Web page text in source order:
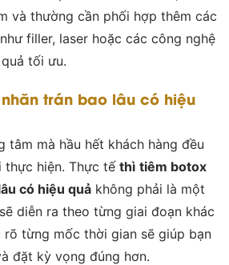
và thường cần phối hợp thêm các
filler, laser hoặc các công nghệ
tối ưu.
trán bao lâu có hiệu
tâm mà hầu hết khách hàng đều
hiện. Thực tế thì tiêm botox
có hiệu quả không phải là một
diễn ra theo từng giai đoạn khác
rõ từng mốc thời gian sẽ giúp bạn
đặt kỳ vọng đúng hơn.